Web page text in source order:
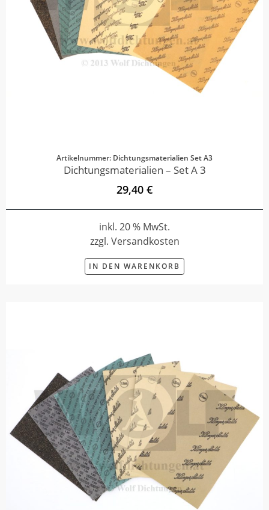
Artikelnummer: Dichtungsmaterialien Set A3
Dichtungsmaterialien – Set A 3
29,40 €
inkl. 20 % MwSt.
zzgl. Versandkosten
IN DEN WARENKORB